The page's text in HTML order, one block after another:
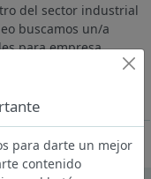
del sector industrial
buscamos un/a
para empresa
donde coordinarás
Oferta desactivada
para darte un mejor
contenido